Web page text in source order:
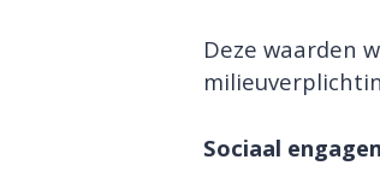
Deze waarden
Sociaal